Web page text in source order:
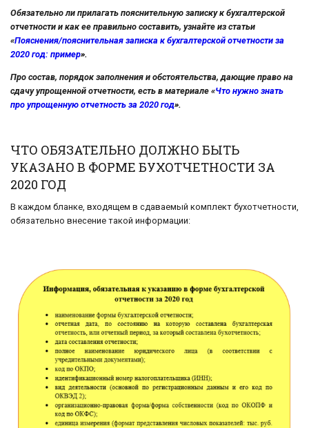
Обязательно ли прилагать пояснительную записку к бухгалтерской
отчетности и как ее правильно составить, узнайте из статьи
«Пояснения/пояснительная записка к бухгалтерской отчетности за
2020 год: пример».
Про состав, порядок заполнения и обстоятельства, дающие право на
сдачу упрощенной отчетности, есть в материале «Что нужно знать
про упрощенную отчетность за 2020 год».
ЧТО ОБЯЗАТЕЛЬНО ДОЛЖНО БЫТЬ
УКАЗАНО В ФОРМЕ БУХОТЧЕТНОСТИ ЗА
2020 ГОД
В каждом бланке, входящем в сдаваемый комплект бухотчетности,
обязательно внесение такой информации: